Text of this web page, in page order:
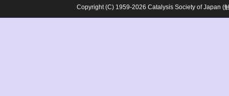
Copyright (C) 1959-2026 Catalysis Society of Japan (